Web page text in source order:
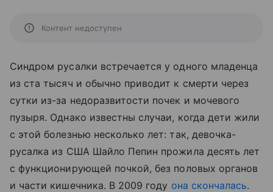
Контент недоступен
Синдром русалки встречается у одного младенца
из ста тысяч и обычно приводит к смерти через
сутки из-за недоразвитости почек и мочевого
пузыря. Однако известны случаи, когда дети жили
с этой болезнью несколько лет: так, девочка-
русалка из США Шайло Пепин прожила десять лет
с функционирующей почкой, без половых органов
и части кишечника. В 2009 году она скончалась.